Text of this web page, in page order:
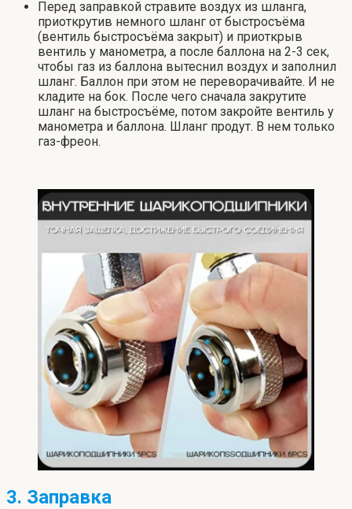
Перед заправкой стравите воздух из шланга,
приоткрутив немного шланг от быстросъёма
(вентиль быстросъёма закрыт) и приоткрыв
вентиль у манометра, а после баллона на 2-3 сек,
чтобы газ из баллона вытеснил воздух и заполнил
шланг. Баллон при этом не переворачивайте. И не
кладите на бок. После чего сначала закрутите
шланг на быстросъёме, потом закройте вентиль у
манометра и баллона. Шланг продут. В нем только
газ-фреон.
3. Заправка